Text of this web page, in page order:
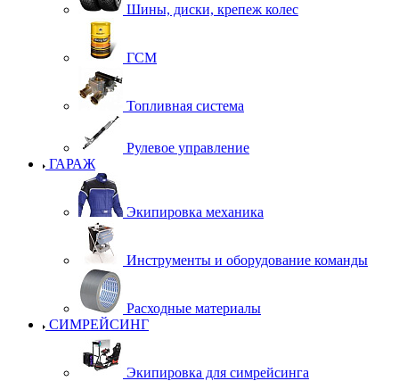
Шины, диски, крепеж колес
ГСМ
Топливная система
Рулевое управление
ГАРАЖ
Экипировка механика
Инструменты и оборудование команды
Расходные материалы
СИМРЕЙСИНГ
Экипировка для симрейсинга